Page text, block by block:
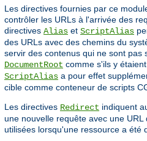
Les directives fournies par ce
contrôler les URLs à l'arrivée des
directives Alias et ScriptAlias
des URLs avec des chemins du
servir des contenus qui ne sont pas
DocumentRoot comme s'ils y
ScriptAlias a pour effet
cible comme conteneur de scripts
Les directives Redirect indiquent
une nouvelle requête avec une
utilisées lorsqu'une ressource a été